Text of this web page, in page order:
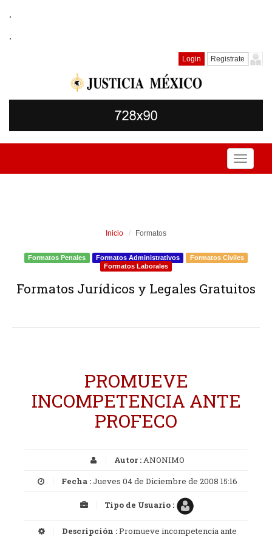
.
.
Login Registrate
Toggle
Inicio Formatos
Formatos Penales Formatos Administrativos
Formatos Civiles
Formatos Laborales
Formatos Jurídicos y Legales Gratuitos
PROMUEVE
INCOMPETENCIA ANTE
PROFECO
Autor :ANONIMO
Fecha :Jueves 04 de Diciembre de 2008 15:16
Tipo de Usuario :
Descripción :Promueve incompetencia ante